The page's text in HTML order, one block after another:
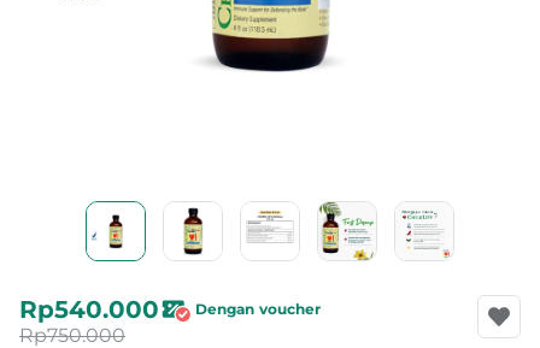
Rp540.000 Dengan voucher
Rp750.000